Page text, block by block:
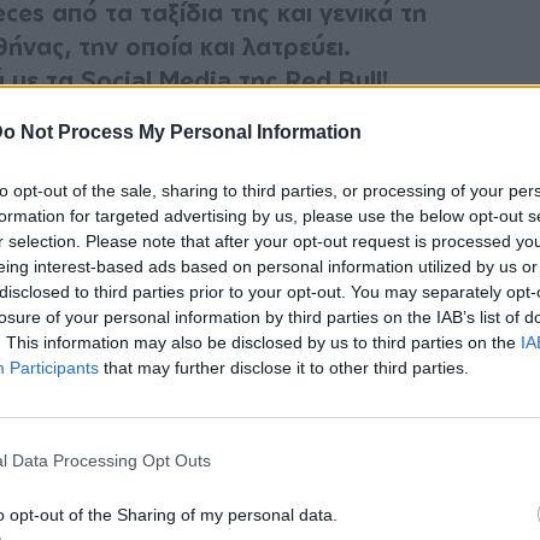
Not Process My Personal Information
opt-out of the sale, sharing to third parties, or processing of your
for targeted advertising by us, please use the below opt-out
selection. Please note that after your opt-out request is processed
interest-based ads based on personal information utilized by us
to third parties prior to your opt-out. You may separately
of your personal information by third parties on the IAB’s list of
This information may also be disclosed by us to third parties on the
Participants that may further disclose it to other third parties.
Data Processing Opt Outs
opt-out of the Sharing of my personal data.
από τα ταξίδια της και γενικά τη
την οποία και λατρεύει.
με τα Social Media της Red Bull!
έπρεπε να αποκαλύψω αυτό το μυστικό μου
μοναδικός τόπος που σίγουρα δεν μπορείς
16 ώρες με το πλοίο από την Αθήνα. Το